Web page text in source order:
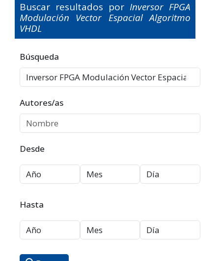
Buscar resultados por Inversor FPGA
Modulación Vector Espacial Algoritmo
VHDL
Filtros avanzados
Búsqueda
Autores/as
Desde
Hasta